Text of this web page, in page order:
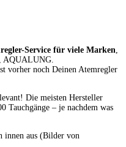
Service für viele Marken
AQUALUNG.
vorher noch Deinen Atemregler
Die meisten Hersteller
Tauchgänge – je nachdem was
innen aus (Bilder von